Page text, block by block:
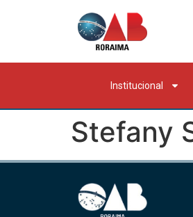
Institucional
Stefany